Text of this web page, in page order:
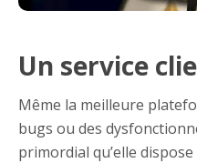
Un service
Même la meilleure
bugs ou des
primordial qu’elle dispose